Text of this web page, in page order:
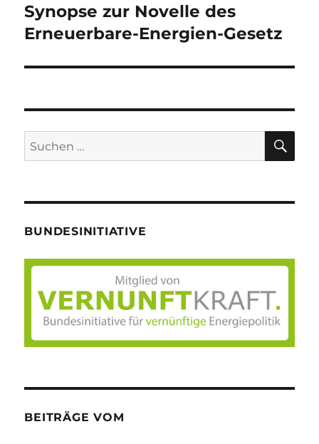
Beitrag:
Synopse zur Novelle des
Erneuerbare-Energien-Gesetz
Suche
nach:
BUNDESINITIATIVE
BEITRÄGE VOM